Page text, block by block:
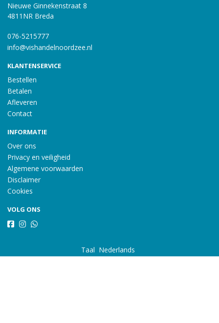
Nieuwe Ginnekenstraat 8
4811NR Breda
076-5215777
info@vishandelnoordzee.nl
KLANTENSERVICE
Bestellen
Betalen
Afleveren
Contact
INFORMATIE
Over ons
Privacy en veiligheid
Algemene voorwaarden
Disclaimer
Cookies
VOLG ONS
Taal